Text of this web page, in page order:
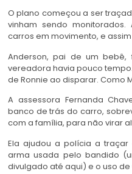
O plano começou a ser
vinham sendo
carros em movimento, e
Anderson, pai de um
vereadora havia pouco
de Ronnie ao disparar. Como
A assessora Fernanda
banco de trás do carro,
com a família, para não virar
Ela ajudou a polícia a
arma usada pelo bandido
divulgado até aqui) e o uso